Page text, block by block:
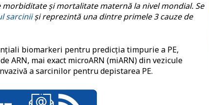
și mortalitate maternă la nivel mondial. Se
sarciniişi reprezintă una dintre primele 3 cauze de
biomarkeri pentru predicția timpurie a PE,
mai exact microARN (miARN) din vezicule
a sarcinilor pentru depistarea PE.